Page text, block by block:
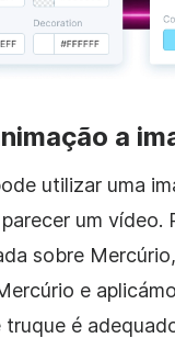
a
utilizar uma
um vídeo.
sobre
e
truque é